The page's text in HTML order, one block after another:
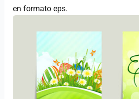
en formato eps.